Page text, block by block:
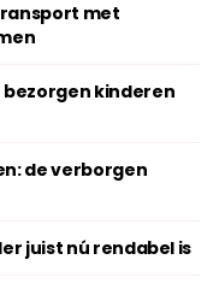
met
bezorgen kinderen
de verborgen
juist nú rendabel is